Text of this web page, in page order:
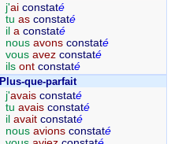
j'ai constaté
tuas constaté
ila constaté
nousavons constaté
vousavez constaté
ilsont constaté
Plus-que-parfait
j'avais constaté
tuavais constaté
ilavait constaté
nousavions constaté